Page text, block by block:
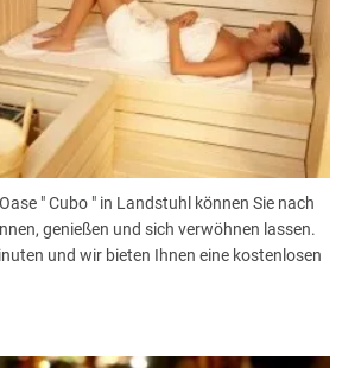
" Cubo " in Landstuhl können Sie nach
genießen und sich verwöhnen lassen.
und wir bieten Ihnen eine kostenlosen